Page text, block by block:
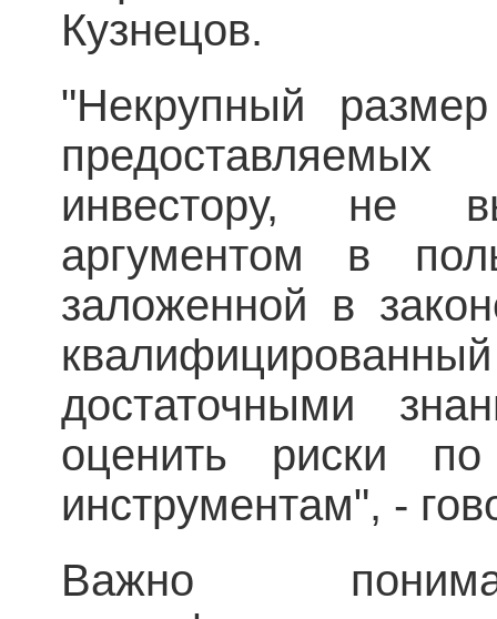
Кузнецов.
"Некрупный
инвестору, не
аргументом в
заложенной в
достаточными
оценить риски
инструментам", -
Важно